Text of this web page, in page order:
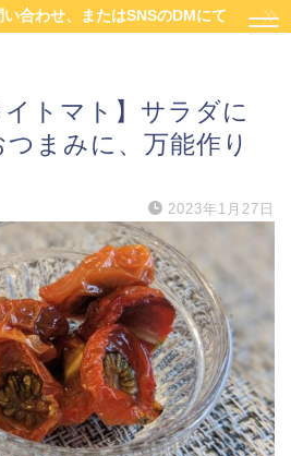
合わせ、またはSNSのDMにて
イトマト】サラダに
まみに、万能作り
2023年1月27日